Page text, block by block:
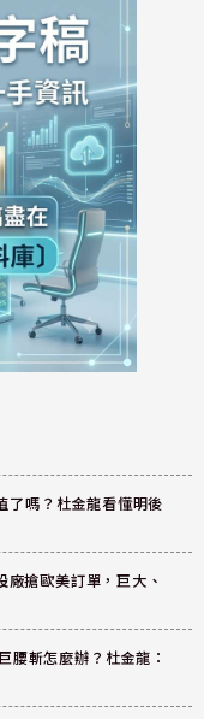
了嗎？杜金龍看懂明後
搶歐美訂單，巨大、
腰斬怎麼辦？杜金龍：